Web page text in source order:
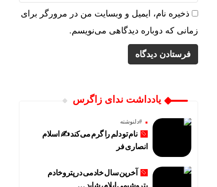
ذخیره نام، ایمیل و وبسایت من در مرورگر برای
زمانی که دوباره دیدگاهی می‌نویسم.
یادداشت ندای زاگرس
#دلنوشته
نام تو دلم را گرم می‌کند ✍️ اسلام
انصاری فر
آخرین سال خادمی در پتروخادم
پتروشیمی ایلام، شاید …